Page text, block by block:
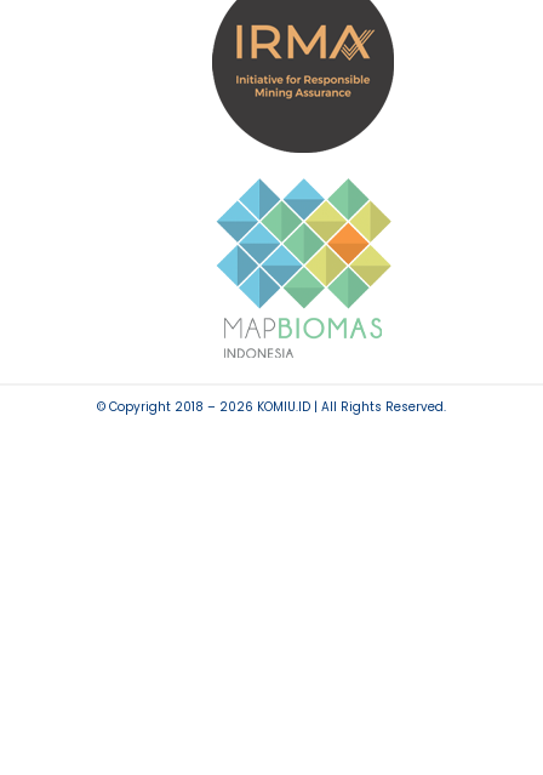
© Copyright 2018 – 2026 KOMIU.ID | All Rights Reserved.